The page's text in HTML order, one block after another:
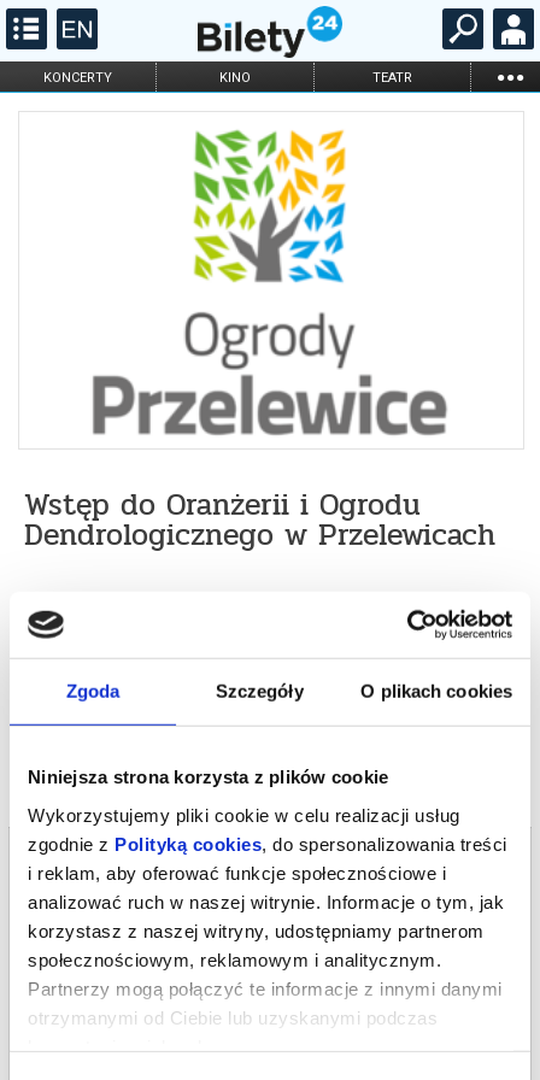
Zgoda Szczegóły O plikach cookies
Niniejsza strona korzysta z plików cookie
Wykorzystujemy pliki cookie w celu realizacji usług
zgodnie z Polityką cookies , do spersonalizowania treści
i reklam, aby oferować funkcje społecznościowe i
analizować ruch w naszej witrynie. Informacje o tym, jak
korzystasz z naszej witryny, udostępniamy partnerom
społecznościowym, reklamowym i analitycznym.
Partnerzy mogą połączyć te informacje z innymi danymi
otrzymanymi od Ciebie lub uzyskanymi podczas
KONCERTY KINO TEATR ...
FILHARMONIA OPERA I BALET
ONLINE
Wstęp do Oranżerii i Ogrodu
Dendrologicznego w Przelewicach
*******
Bezpieczne zakupy w Bilety24. W przypadku odwołania
potwierdzony komunikatem wysyłanym na adres e-mail, podany
Bilety na termin:
07.08.2026 , g. 09:19 (piątek)
Przelewice
Ogrody Przelewice
od 2,00 pln